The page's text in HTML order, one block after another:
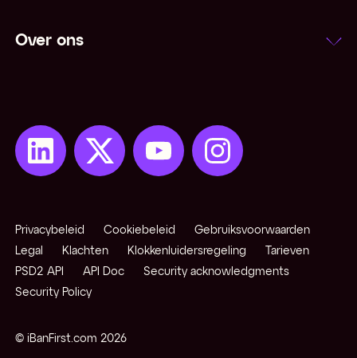
Over ons
© iBanFirst.com 2026
Privacybeleid Cookiebeleid
Gebruiksvoorwaarden
Legal
Klachten Klokkenluidersregeling
Tarieven
PSD2 API
API Doc
Security acknowledgments
Security Policy